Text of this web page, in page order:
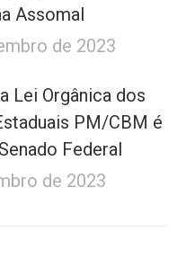
Assomal
de 2023
Lei Orgânica dos
PM/CBM é
Federal
de 2023